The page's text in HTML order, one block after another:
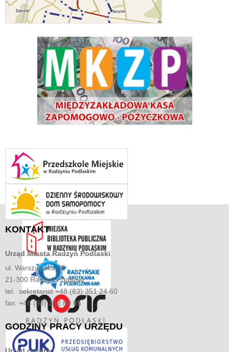
KONTAKT
Urząd MiastaRadzyń Podlaski
ul. Warszawska 32
21-300 Radzyń Podlaski
tel. sekretariat +48 (83) 351 24 60
fax: +48 (83) 352 80 85
GODZINYPRACY URZĘDU